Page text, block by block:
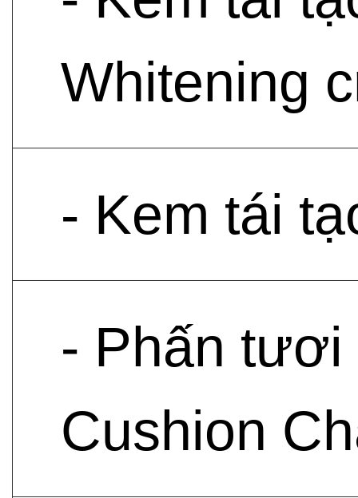
Whitening
- Kem tái
- Phấn tươi
Cushion